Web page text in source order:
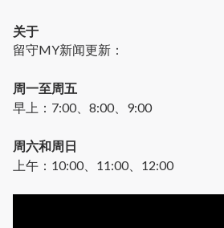
关于
留守MY新闻更新：
周一至周五
早上：7:00、8:00、9:00
周六和周日
上午：10:00、11:00、12:00